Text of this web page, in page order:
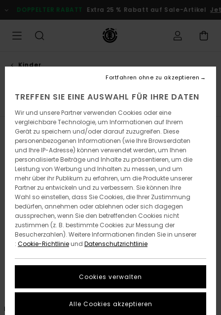
zur
Produkt
springen
RABATT Extra 25 % Rabatt auf Sale-Artikel Jetzt Sparen
Kinder
Filtern & Sortieren 178Ergebnisse
Direkt
Filterkriterien
springen
Überspringen
filtern
nach
2 ORGANIC COTTON
Lakeside
4 ORGANIC COTTON
Icon Label Pocket Y
TREFFEN SIE EINE AUSWAHL FÜR IHRE DATEN
Wir und unsere Partner verwenden Cookies oder eine
vergleichbare Technologie, um Informationen auf Ihrem
Gerät zu speichern und/oder darauf zuzugreifen. Diese
personenbezogenen Informationen (wie Ihre Browserdaten
und Ihre IP-Adresse) können verwendet werden, um Ihnen
personalisierte Beiträge und Inhalte zu präsentieren, um die
Leistung von Werbung und Inhalten zu messen, und um
mehr über ihr Publikum zu erfahren, um die Produkte unserer
Partner zu entwickeln und zu verbessern. Sie können Ihre
Wahl so einstellen, dass Sie Cookies, die Ihrer Zustimmung
bedürfen, annehmen oder ablehnen oder sich dagegen
aussprechen, wenn Sie den betreffenden Cookies nicht
zustimmen (z. B. bestimmte Cookies zur Messung der
Besucherzahlen). Weitere Informationen finden Sie in unserer
: Cookie-Richtlinieund Datenschutzrichtlinie
Cookies verwalten
Fortfahren ohne zu akzeptieren
Alle Cookies akzeptieren